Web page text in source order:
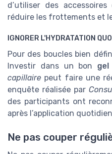
d’utiliser des
réduire les frottements et
IGNORER L'HYDRATATION
Pour des boucles bien
Investir dans un bon gel
capillaire peut faire une
enquête réalisée par
des participants ont
après l’application
Ne pas couper